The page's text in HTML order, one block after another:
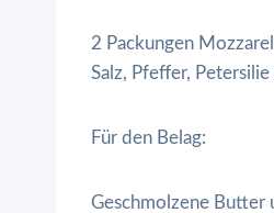
2 Packungen
Salz, Pfeffer,
Für den Belag:
Geschmolzene Butter